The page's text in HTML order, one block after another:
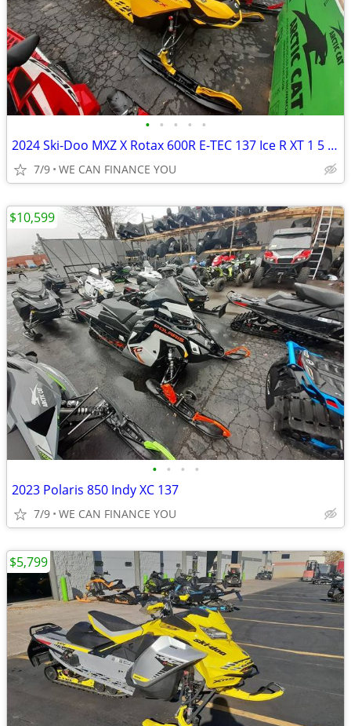
• • • • •
2024 Ski-Doo MXZ X Rotax 600R E-TEC 137 Ice R XT 1 5 7 2 in Yel
7/9 WE CAN FINANCE YOU
• • • •
2023 Polaris 850 Indy XC 137
7/9 WE CAN FINANCE YOU
$10,599
$5,799